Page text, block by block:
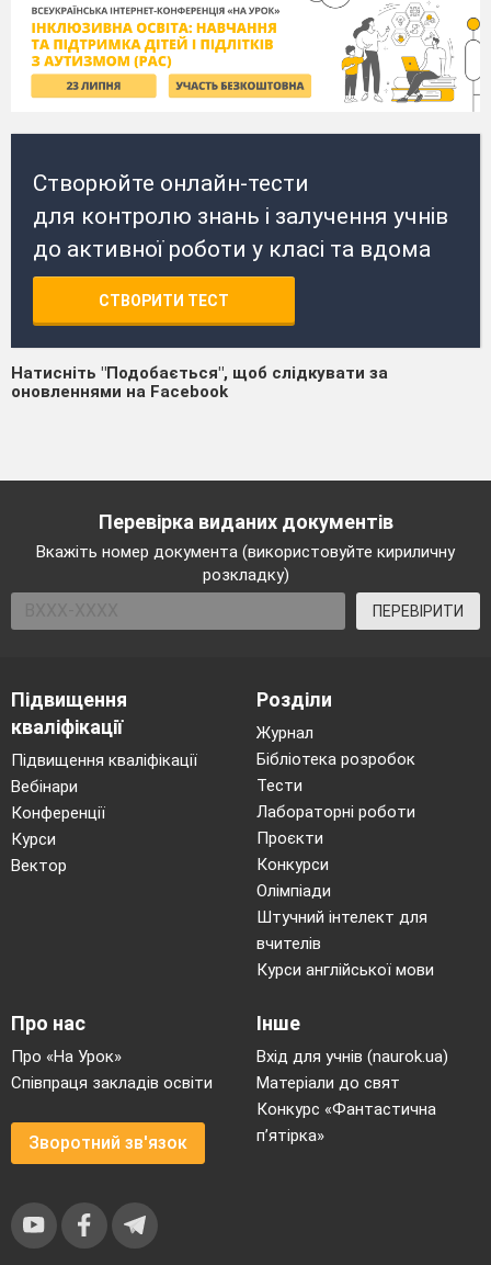
Створюйте онлайн-тести
для контролю знань і залучення учнів
до активної роботи у класі та вдома
СТВОРИТИ ТЕСТ
Натисніть "Подобається", щоб слідкувати за
оновленнями на Facebook
Перевірка виданих документів
Вкажіть номер документа (використовуйте кириличну
розкладку)
ПЕРЕВІРИТИ
Підвищення
кваліфікації
Підвищення кваліфікації
Вебінари
Конференції
Курси
Вектор
Розділи
Журнал
Бібліотека розробок
Тести
Лабораторні роботи
Проєкти
Конкурси
Олімпіади
Штучний інтелект для
вчителів
Курси англійської мови
Про нас
Про «На Урок»
Співпраця закладів освіти
Зворотний зв'язок
Інше
Вхід для учнів (naurok.ua)
Матеріали до свят
Конкурс «Фантастична
п’ятірка»